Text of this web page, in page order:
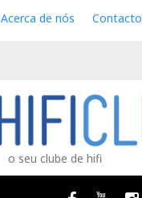
Acerca de nós Contacto
o seu clube de hifi